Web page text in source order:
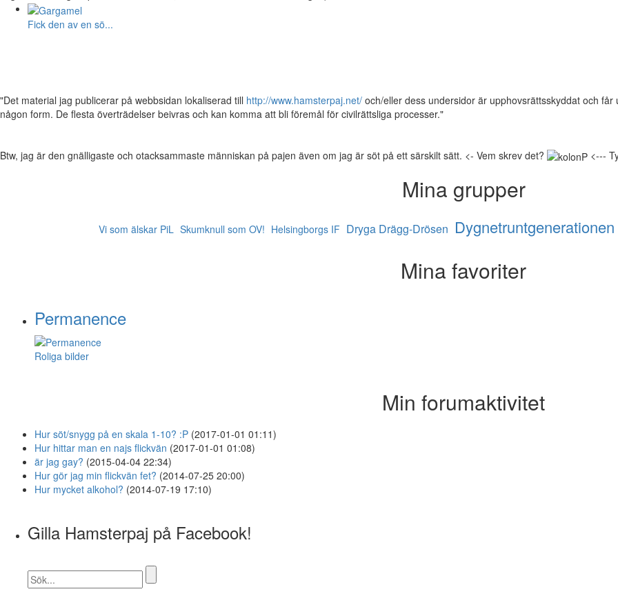
Fick den av en sö...
"Det material jag publicerar på webbsidan lokaliserad till http://www.hamsterpaj.net/ och/eller dess undersidor är upphovsrättsskyddat och
någon form. De flesta överträdelser beivras och kan komma att bli föremål för civilrättsliga processer."
Btw, jag är den gnälligaste och otacksammaste människan på pajen även om jag är söt på ett särskilt sätt. <- Vem skrev det? <---
Mina grupper
Vi som älskar PiL Skumknull som OV! Helsingborgs IF Dryga Drägg-Drösen Dygnetruntgenerationen
Mina favoriter
Permanence
Roliga bilder
Min forumaktivitet
Hur söt/snygg på en skala 1-10? :P (2017-01-01 01:11)
Hur hittar man en najs flickvän (2017-01-01 01:08)
är jag gay? (2015-04-04 22:34)
Hur gör jag min flickvän fet? (2014-07-25 20:00)
Hur mycket alkohol? (2014-07-19 17:10)
Gilla Hamsterpaj på Facebook!